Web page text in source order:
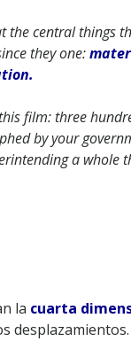
the central things
they one:
film: three
by your
a whole
la cuarta
desplazamientos.